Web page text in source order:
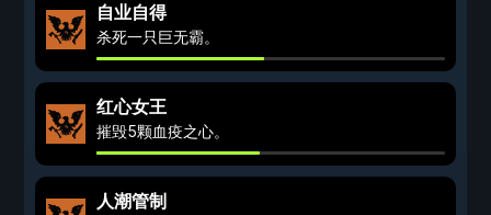
自业自得
杀死一只巨无霸。
红心女王
摧毁5颗血疫之心。
人潮管制